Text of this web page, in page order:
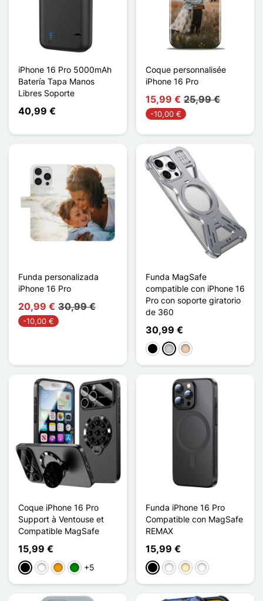
iPhone 16 Pro 5000mAh
Batería Tapa Manos
Libres Soporte
40,99 €
Coque personnalisée
iPhone 16 Pro
15,99 € 25,99 €
-10,00 €
Funda personalizada
iPhone 16 Pro
20,99 € 30,99 €
-10,00 €
Funda MagSafe
compatible con iPhone 16
Pro con soporte giratorio
de 360
30,99 €
NegroPlataOr du Désert
Coque iPhone 16 Pro
Support à Ventouse et
Compatible MagSafe
15,99 €
NegroBlancoNaranjaVerde
+5
Funda iPhone 16 Pro
Compatible con MagSafe
REMAX
15,99 €
NegroBlanco
Oro Titanium